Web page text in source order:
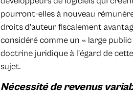
pourront-elles à nouveau
droits d'auteur fiscalement
considéré comme un « large
doctrine juridique à l'égard de
sujet.
Nécessité de revenus